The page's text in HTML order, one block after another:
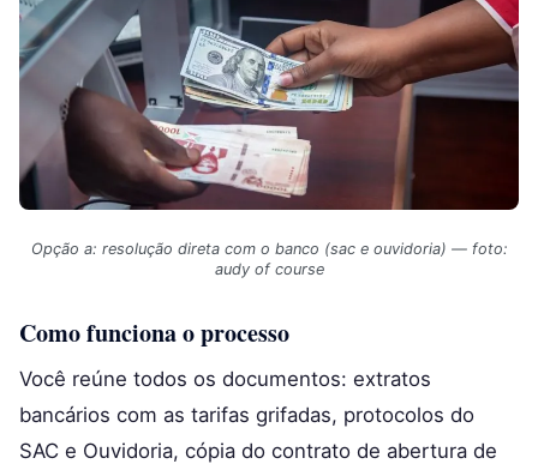
Opção a: resolução direta com o banco (sac e ouvidoria) — foto:
audy of course
Como funciona o processo
Você reúne todos os documentos: extratos
bancários com as tarifas grifadas, protocolos do
SAC e Ouvidoria, cópia do contrato de abertura de